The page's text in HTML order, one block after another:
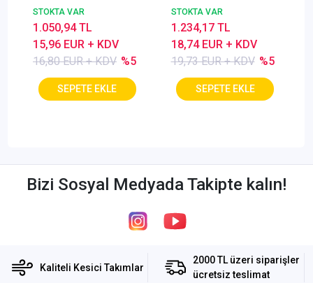
Freze, Parmak freze
ucu Z=4,TiSiN
Kaplamalı
STOKTA VAR
16,80 EUR + KDV %5
15,96 EUR + KDV
1.050,94 TL
ucu, Z=3, Kaplamalı,
30°
STOKTA VAR
19,73 EUR + KDV %5
18,74 EUR + KDV
1.234,17 TL
Bizi Sosyal Medyada Takipte kalın!
Kaliteli Kesici Takımlar
2000 TL üzeri siparişler
ücretsiz teslimat